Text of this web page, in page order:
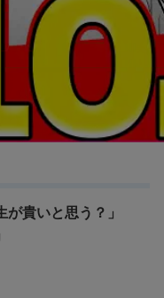
が貴いと思う？」